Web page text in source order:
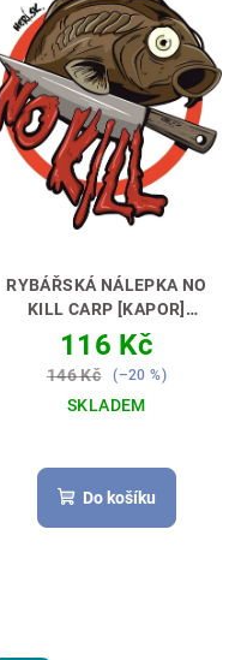
RYBÁŘSKÁ NÁLEPKA NO
KILL CARP [KAPOR]
VYJÁDŘI SVŮJ POSTOJ 🚗🎣
116 Kč
146 Kč (–20 %)
SKLADEM
Do košíku